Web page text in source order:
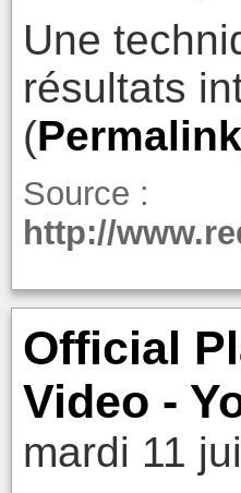
Une
résultats
(Permalink
Source :
http://
Official
Video -
mardi 11